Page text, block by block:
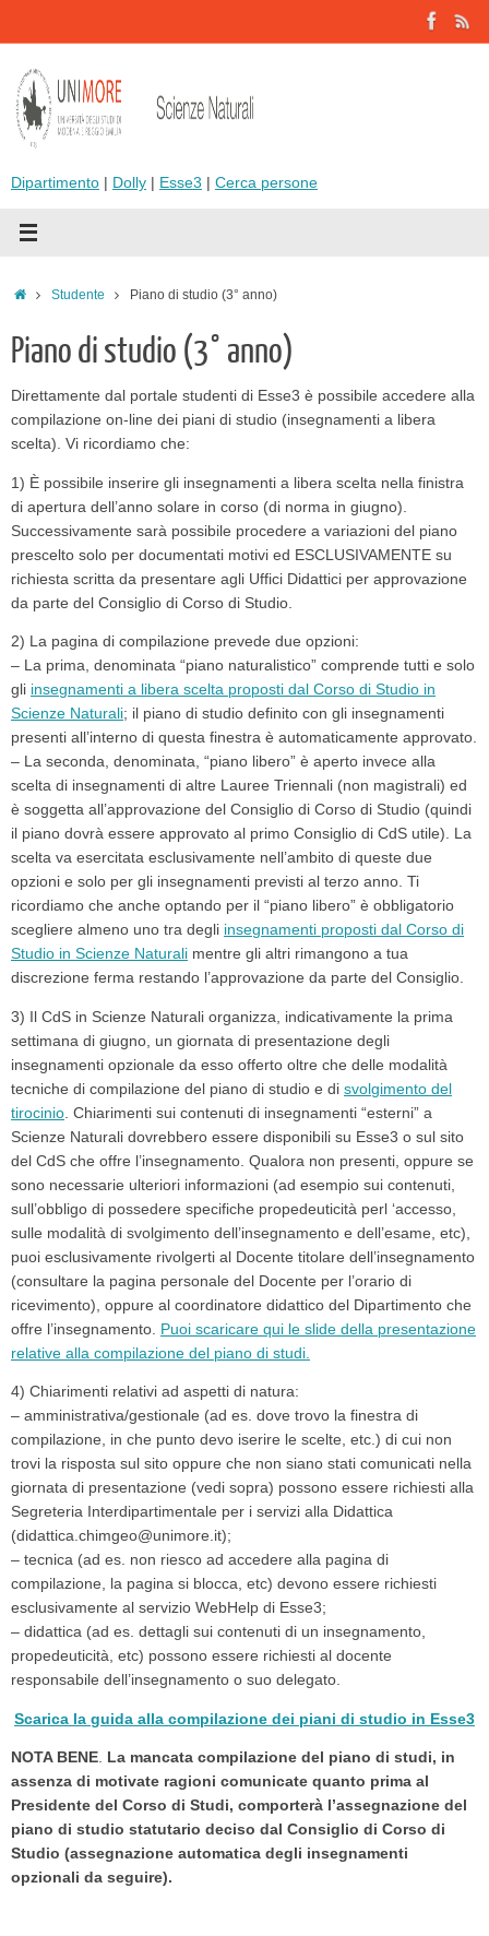
Dipartimento Dolly Esse3 Cerca persone
HomeStudente Piano di studio (3° anno)
Piano di studio (3° anno)
Direttamente dal portale studenti di Esse3 è possibile accedere alla
compilazione on-line dei piani di studio (insegnamenti a libera
scelta). Vi ricordiamo che:
1) È possibile inserire gli insegnamenti a libera scelta nella finistra
di apertura dell’anno solare in corso (di norma in giugno).
Successivamente sarà possibile procedere a variazioni del piano
prescelto solo per documentati motivi ed ESCLUSIVAMENTE su
richiesta scritta da presentare agli Uffici Didattici per approvazione
da parte del Consiglio di Corso di Studio.
2) La pagina di compilazione prevede due opzioni:
– La prima, denominata “piano naturalistico” comprende tutti e solo
gli insegnamenti a libera scelta proposti dal Corso di Studio in
Scienze Naturali; il piano di studio definito con gli insegnamenti
presenti all’interno di questa finestra è automaticamente approvato.
– La seconda, denominata, “piano libero” è aperto invece alla
scelta di insegnamenti di altre Lauree Triennali (non magistrali) ed
è soggetta all’approvazione del Consiglio di Corso di Studio (quindi
il piano dovrà essere approvato al primo Consiglio di CdS utile). La
scelta va esercitata esclusivamente nell’ambito di queste due
opzioni e solo per gli insegnamenti previsti al terzo anno. Ti
ricordiamo che anche optando per il “piano libero” è obbligatorio
scegliere almeno uno tra degli insegnamenti proposti dal Corso di
Studio in Scienze Naturali mentre gli altri rimangono a tua
discrezione ferma restando l’approvazione da parte del Consiglio.
3) Il CdS in Scienze Naturali organizza, indicativamente la prima
settimana di giugno, un giornata di presentazione degli
insegnamenti opzionale da esso offerto oltre che delle modalità
tecniche di compilazione del piano di studio e di svolgimento del
tirocinio . Chiarimenti sui contenuti di insegnamenti “esterni” a
Scienze Naturali dovrebbero essere disponibili su Esse3 o sul sito
del CdS che offre l’insegnamento. Qualora non presenti, oppure se
sono necessarie ulteriori informazioni (ad esempio sui contenuti,
sull’obbligo di possedere specifiche propedeuticità perl ‘accesso,
sulle modalità di svolgimento dell’insegnamento e dell’esame, etc),
puoi esclusivamente rivolgerti al Docente titolare dell’insegnamento
(consultare la pagina personale del Docente per l’orario di
ricevimento), oppure al coordinatore didattico del Dipartimento che
offre l’insegnamento. Puoi scaricare qui le slide della presentazione
relative alla compilazione del piano di studi.
4) Chiarimenti relativi ad aspetti di natura:
– amministrativa/gestionale (ad es. dove trovo la finestra di
compilazione, in che punto devo iserire le scelte, etc.) di cui non
trovi la risposta sul sito oppure che non siano stati comunicati nella
giornata di presentazione (vedi sopra) possono essere richiesti alla
Segreteria Interdipartimentale per i servizi alla Didattica
(didattica.chimgeo@unimore.it);
– tecnica (ad es. non riesco ad accedere alla pagina di
compilazione, la pagina si blocca, etc) devono essere richiesti
esclusivamente al servizio WebHelp di Esse3;
– didattica (ad es. dettagli sui contenuti di un insegnamento,
propedeuticità, etc) possono essere richiesti al docente
responsabile dell’insegnamento o suo delegato.
Scarica la guida alla compilazione dei piani di studio in Esse3
NOTA BENE. La mancata compilazione del piano di studi, in
assenza di motivate ragioni comunicate quanto prima al
Presidente del Corso di Studi, comporterà l’assegnazione del
piano di studio statutario deciso dal Consiglio di Corso di
Studio (assegnazione automatica degli insegnamenti
opzionali da seguire).